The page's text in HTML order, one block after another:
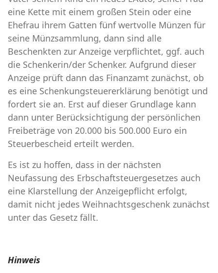
eine Kette mit einem großen Stein oder eine
Ehefrau ihrem Gatten fünf wertvolle Münzen für
seine Münzsammlung, dann sind alle
Beschenkten zur Anzeige verpflichtet, ggf. auch
die Schenkerin/der Schenker. Aufgrund dieser
Anzeige prüft dann das Finanzamt zunächst, ob
es eine Schenkungsteuererklärung benötigt und
fordert sie an. Erst auf dieser Grundlage kann
dann unter Berücksichtigung der persönlichen
Freibeträge von 20.000 bis 500.000 Euro ein
Steuerbescheid erteilt werden.
Es ist zu hoffen, dass in der nächsten
Neufassung des Erbschaftsteuergesetzes auch
eine Klarstellung der Anzeigepflicht erfolgt,
damit nicht jedes Weihnachtsgeschenk zunächst
unter das Gesetz fällt.
Hinweis